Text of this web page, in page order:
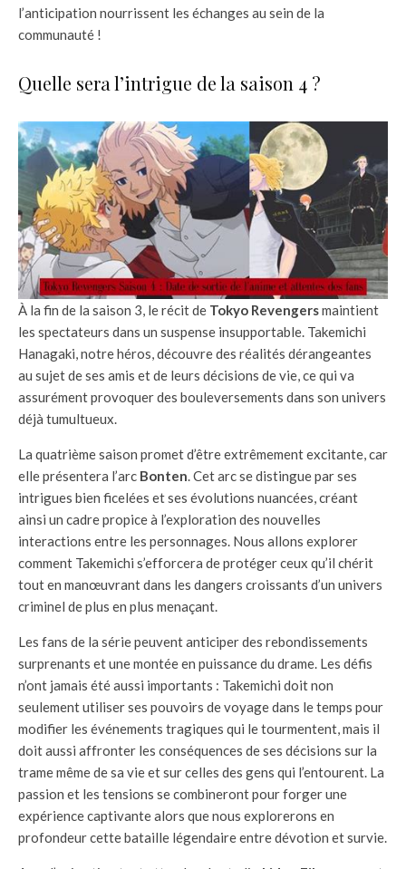
l’anticipation nourrissent les échanges au sein de la
communauté !
Quelle sera l’intrigue de la saison 4 ?
À la fin de la saison 3, le récit de Tokyo Revengersmaintient
les spectateurs dans un suspense insupportable. Takemichi
Hanagaki, notre héros, découvre des réalités dérangeantes
au sujet de ses amis et de leurs décisions de vie, ce qui va
assurément provoquer des bouleversements dans son univers
déjà tumultueux.
La quatrième saison promet d’être extrêmement excitante, car
elle présentera l’arc Bonten. Cet arc se distingue par ses
intrigues bien ficelées et ses évolutions nuancées, créant
ainsi un cadre propice à l’exploration des nouvelles
interactions entre les personnages. Nous allons explorer
comment Takemichi s’efforcera de protéger ceux qu’il chérit
tout en manœuvrant dans les dangers croissants d’un univers
criminel de plus en plus menaçant.
Les fans de la série peuvent anticiper des rebondissements
surprenants et une montée en puissance du drame. Les défis
n’ont jamais été aussi importants : Takemichi doit non
seulement utiliser ses pouvoirs de voyage dans le temps pour
modifier les événements tragiques qui le tourmentent, mais il
doit aussi affronter les conséquences de ses décisions sur la
trame même de sa vie et sur celles des gens qui l’entourent. La
passion et les tensions se combineront pour forger une
expérience captivante alors que nous explorerons en
profondeur cette bataille légendaire entre dévotion et survie.